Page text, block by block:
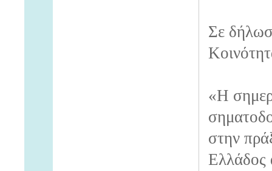
Σε
«Η
στην
Ελλάδος